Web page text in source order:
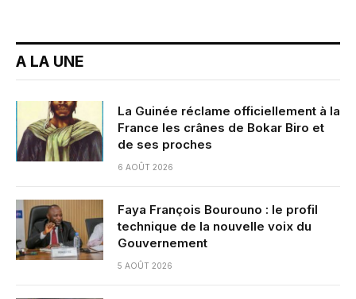
A LA UNE
La Guinée réclame officiellement à la
France les crânes de Bokar Biro et
de ses proches
6 AOÛT 2026
Faya François Bourouno : le profil
technique de la nouvelle voix du
Gouvernement
5 AOÛT 2026